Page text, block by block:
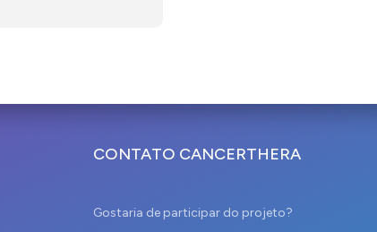
CONTATO CANCERTHERA
Gostaria de participar do projeto?